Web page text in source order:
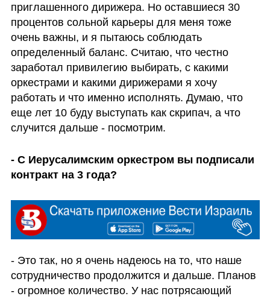
приглашенного дирижера. Но оставшиеся 30
процентов сольной карьеры для меня тоже
очень важны, и я пытаюсь соблюдать
определенный баланс. Считаю, что честно
заработал привилегию выбирать, с какими
оркестрами и какими дирижерами я хочу
работать и что именно исполнять. Думаю, что
еще лет 10 буду выступать как скрипач, а что
случится дальше - посмотрим.
- С Иерусалимским оркестром вы подписали
контракт на 3 года?
- Это так, но я очень надеюсь на то, что наше
сотрудничество продолжится и дальше. Планов
- огромное количество. У нас потрясающий